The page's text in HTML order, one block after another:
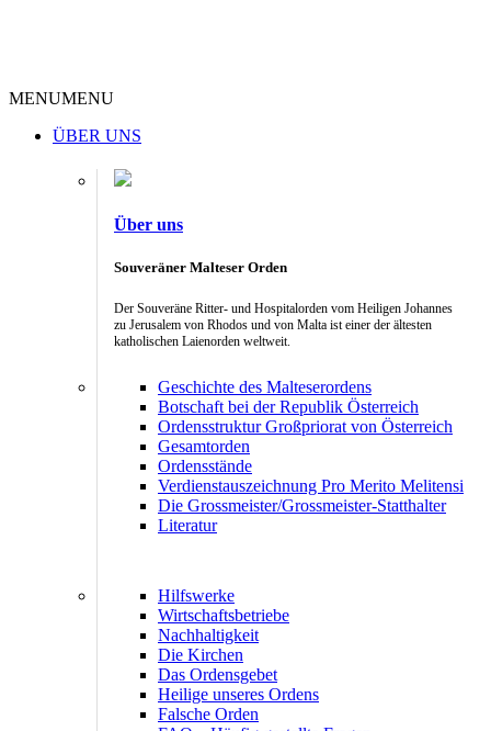
MENUMENU
ÜBER UNS
Über uns
Souveräner Malteser Orden
Der Souveräne Ritter- und Hospitalorden vom Heiligen Johannes
zu Jerusalem von Rhodos und von Malta ist einer der ältesten
katholischen Laienorden weltweit.
Geschichte des Malteserordens
Botschaft bei der Republik Österreich
Ordensstruktur Großpriorat von Österreich
Gesamtorden
Ordensstände
Verdienstauszeichnung Pro Merito Melitensi
Die Grossmeister/Grossmeister-Statthalter
Literatur
Hilfswerke
Wirtschaftsbetriebe
Nachhaltigkeit
Die Kirchen
Das Ordensgebet
Heilige unseres Ordens
Falsche Orden